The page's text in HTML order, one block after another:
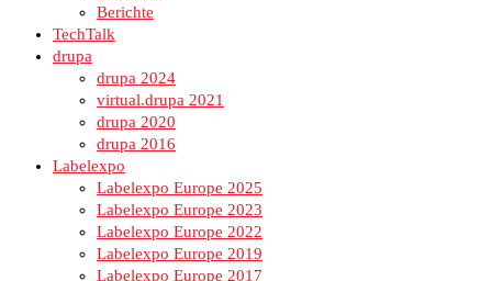
Berichte
TechTalk
drupa
drupa 2024
virtual.drupa 2021
drupa 2020
drupa 2016
Labelexpo
Labelexpo Europe 2025
Labelexpo Europe 2023
Labelexpo Europe 2022
Labelexpo Europe 2019
Labelexpo Europe 2017